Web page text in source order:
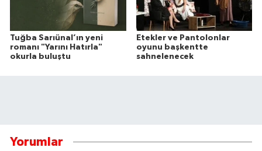
Tuğba Sarıünal’ın yeni
romanı "Yarını Hatırla"
okurla buluştu
Etekler ve Pantolonlar
oyunu başkentte
sahnelenecek
Yorumlar